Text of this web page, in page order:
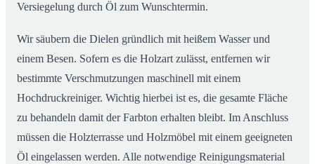
Versiegelung durch Öl zum Wunschtermin.
Wir säubern die Dielen gründlich mit heißem Wasser und
einem Besen. Sofern es die Holzart zulässt, entfernen wir
bestimmte Verschmutzungen maschinell mit einem
Hochdruckreiniger. Wichtig hierbei ist es, die gesamte Fläche
zu behandeln damit der Farbton erhalten bleibt. Im Anschluss
müssen die Holzterrasse und Holzmöbel mit einem geeigneten
Öl eingelassen werden. Alle notwendige Reinigungsmaterial